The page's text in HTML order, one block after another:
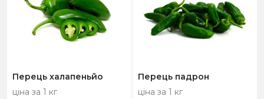
Перець халапеньйо
ціна за 1 кг
Перець падрон
ціна за 1 кг